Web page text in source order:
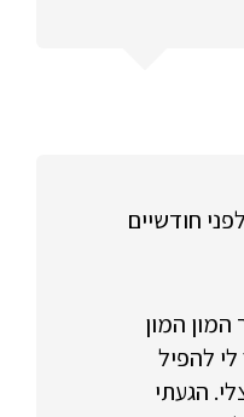
חודשיים
המון
להפיל
הגעתי